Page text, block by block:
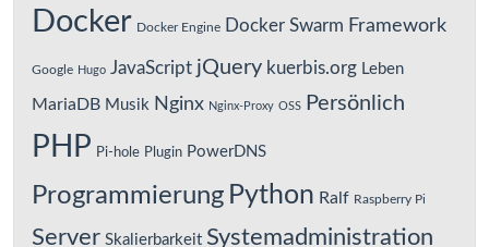
Docker Docker Engine Docker Swarm Framework
Google Hugo JavaScript jQuery kuerbis.org Leben
MariaDB Musik Nginx Nginx-Proxy OSS Persönlich
PHP Pi-hole Plugin PowerDNS
Programmierung Python Ralf Raspberry Pi
Server Skalierbarkeit Systemadministration